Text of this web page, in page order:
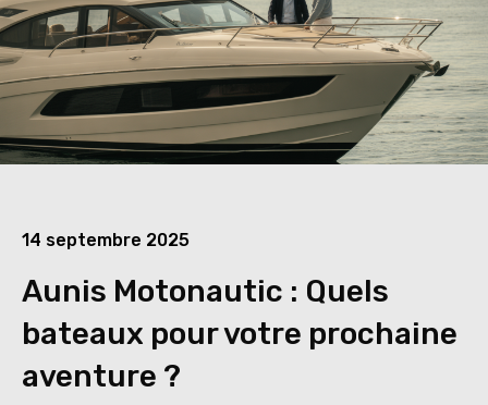
14 septembre 2025
Aunis Motonautic : Quels
bateaux pour votre prochaine
aventure ?